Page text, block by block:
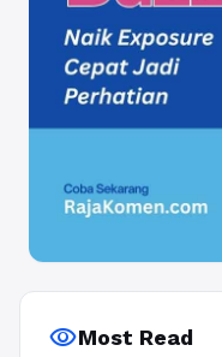
visibilityMost Read